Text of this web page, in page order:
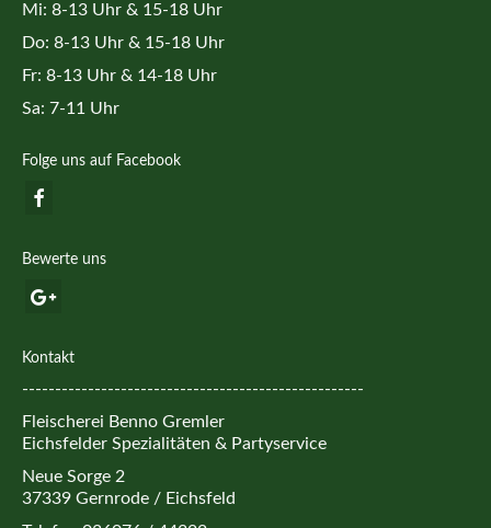
Mi: 8-13 Uhr & 15-18 Uhr
Do: 8-13 Uhr & 15-18 Uhr
Fr: 8-13 Uhr & 14-18 Uhr
Sa: 7-11 Uhr
Folge uns auf Facebook
Bewerte uns
Kontakt
----------------------------------------------------
Fleischerei Benno Gremler
Eichsfelder Spezialitäten & Partyservice
Neue Sorge 2
37339 Gernrode / Eichsfeld